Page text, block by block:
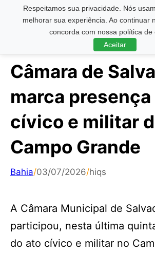
Respeitamos sua privacidade. Nós
melhorar sua experiência. Ao continuar
concorda com nossa política de
Aceitar
Pesquisar ...
Câmara de
marca
cívico e militar
Campo Grande
Bahia/03/07/2026/hiqs
A Câmara Municipal de
participou, nesta última
do ato cívico e militar no